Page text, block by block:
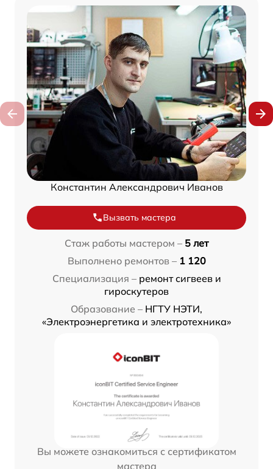
Константин Александрович Иванов
Вызвать мастера
Стаж работы мастером – 5 лет
Выполнено ремонтов – 1 120
Специализация – ремонт сигвеев и
гироскутеров
Образование – НГТУ НЭТИ,
«Электроэнергетика и электротехника»
Вы можете ознакомиться с сертификатом
мастера